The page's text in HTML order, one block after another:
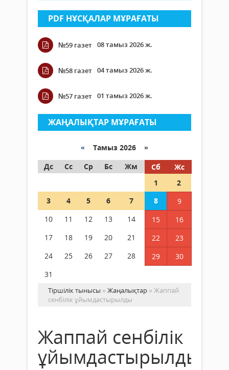
PDF НҰСҚАЛАР МҰРАҒАТЫ
№59 газет 08 тамыз 2026 ж.
№58 газет 04 тамыз 2026 ж.
№57 газет 01 тамыз 2026 ж.
ЖАҢАЛЫҚТАР МҰРАҒАТЫ
« Тамыз 2026 »
Дс
Сс Ср Бс Жм Сб
Жс
1
2
3
4 5 6 7 8
9
10
11 12 13 14 15
16
17
18 19 20 21 22
23
24
25 26 27 28 29
30
31
Тіршілік тынысы »Жаңалықтар » Жаппай
сенбілік ұйымдастырылды
Жаппай сенбілік
ұйымдастырылды